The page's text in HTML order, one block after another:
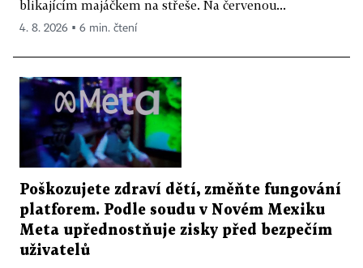
blikajícím majáčkem na střeše. Na červenou...
4. 8. 2026 ▪ 6 min. čtení
Poškozujete zdraví dětí, změňte fungování
platforem. Podle soudu v Novém Mexiku
Meta upřednostňuje zisky před bezpečím
uživatelů